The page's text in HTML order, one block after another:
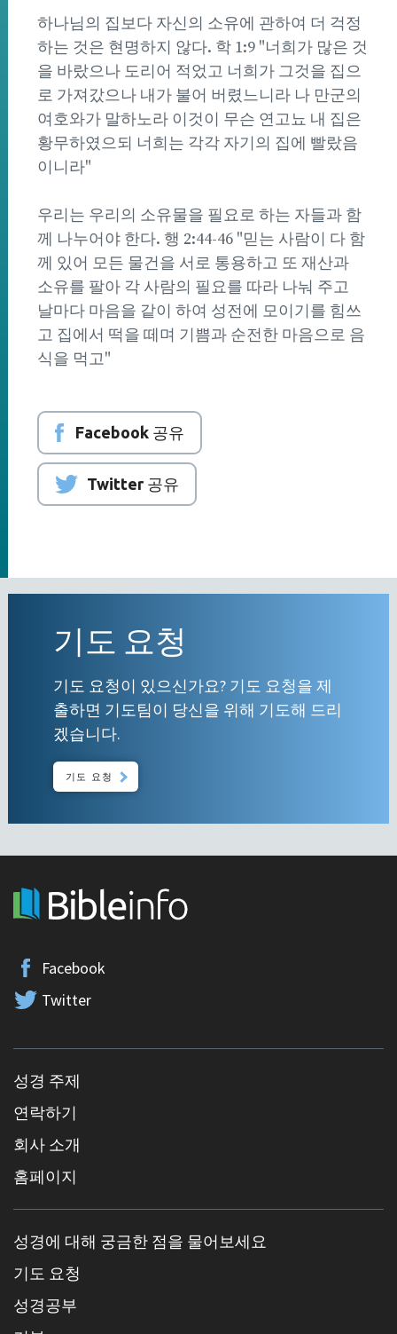
하나님의 집보다 자신의 소유에 관하여 더 걱정
하는 것은 현명하지 않다. 학 1:9 "너희가 많은 것
을 바랐으나 도리어 적었고 너희가 그것을 집으
로 가져갔으나 내가 불어 버렸느니라 나 만군의
여호와가 말하노라 이것이 무슨 연고뇨 내 집은
황무하였으되 너희는 각각 자기의 집에 빨랐음
이니라"
우리는 우리의 소유물을 필요로 하는 자들과 함
께 나누어야 한다. 행 2:44-46 "믿는 사람이 다 함
께 있어 모든 물건을 서로 통용하고 또 재산과
소유를 팔아 각 사람의 필요를 따라 나눠 주고
날마다 마음을 같이 하여 성전에 모이기를 힘쓰
고 집에서 떡을 떼며 기쁨과 순전한 마음으로 음
식을 먹고"
Facebook 공유
Twitter 공유
기도 요청
기도 요청이 있으신가요? 기도 요청을 제
출하면 기도팀이 당신을 위해 기도해 드리
겠습니다.
기도 요청
Facebook
Twitter
성경 주제
연락하기
회사 소개
홈페이지
성경에 대해 궁금한 점을 물어보세요
기도 요청
성경공부